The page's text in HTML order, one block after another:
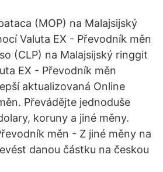
(MOP) na Malajsijský
Valuta EX - Převodník měn
(CLP) na Malajsijský ringgit
EX - Převodník měn
aktualizovaná Online
Převádějte jednoduše
koruny a jiné měny.
měn - Z jiné měny na
danou částku na českou